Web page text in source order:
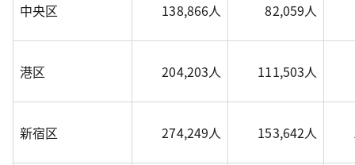
中央区 138,866人 82,059人
港区 204,203人 111,503人
新宿区 274,249人 153,642人